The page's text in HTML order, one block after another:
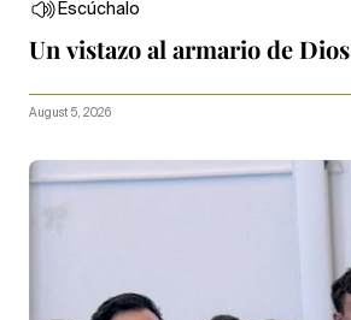
Escúchalo
Un vistazo al armario de Dios
August 5, 2026